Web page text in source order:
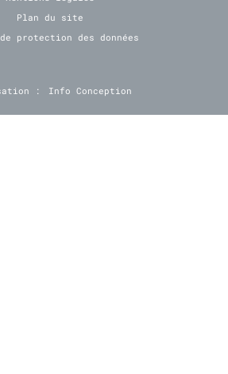
Plan du site
protection des données
: Info Conception